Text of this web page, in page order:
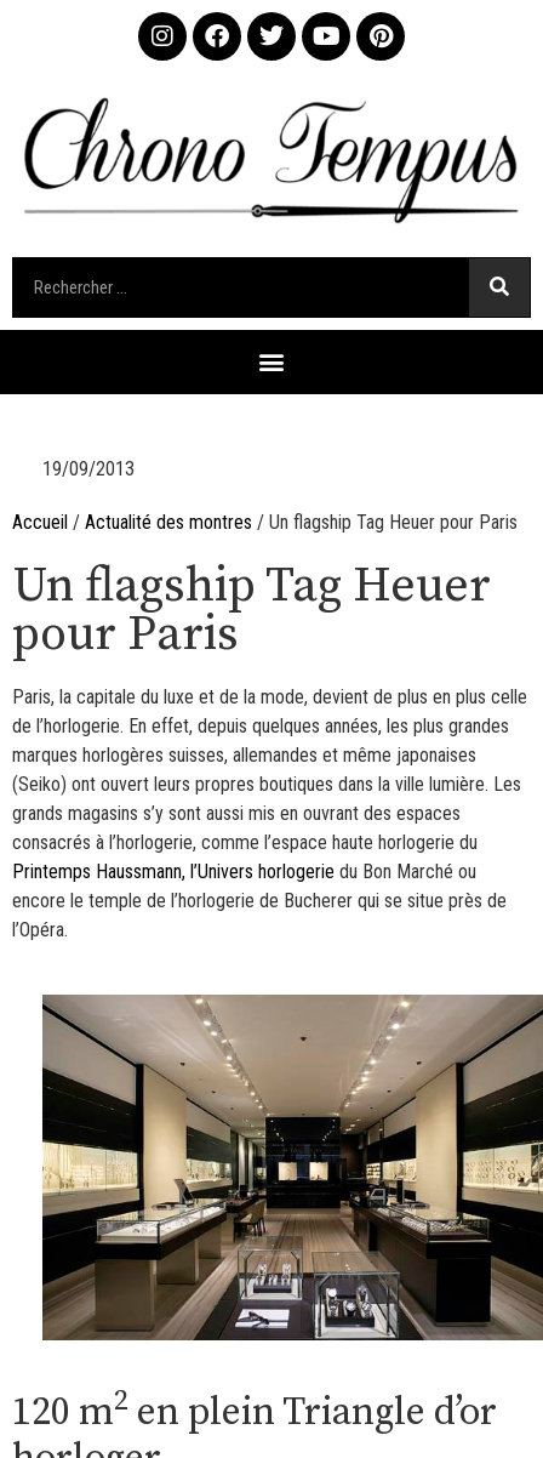
19/09/2013
Accueil / Actualité des montres / Un flagship Tag Heuer pour Paris
Un flagship Tag Heuer
pour Paris
Paris, la capitale du luxe et de la mode, devient de plus en plus celle
de l’horlogerie. En effet, depuis quelques années, les plus grandes
marques horlogères suisses, allemandes et même japonaises
(Seiko) ont ouvert leurs propres boutiques dans la ville lumière. Les
grands magasins s’y sont aussi mis en ouvrant des espaces
consacrés à l’horlogerie, comme l’espace haute horlogerie du
Printemps Haussmann, l’Univers horlogerie du Bon Marché ou
encore le temple de l’horlogerie de Bucherer qui se situe près de
l’Opéra.
120 m2 en plein Triangle d’or